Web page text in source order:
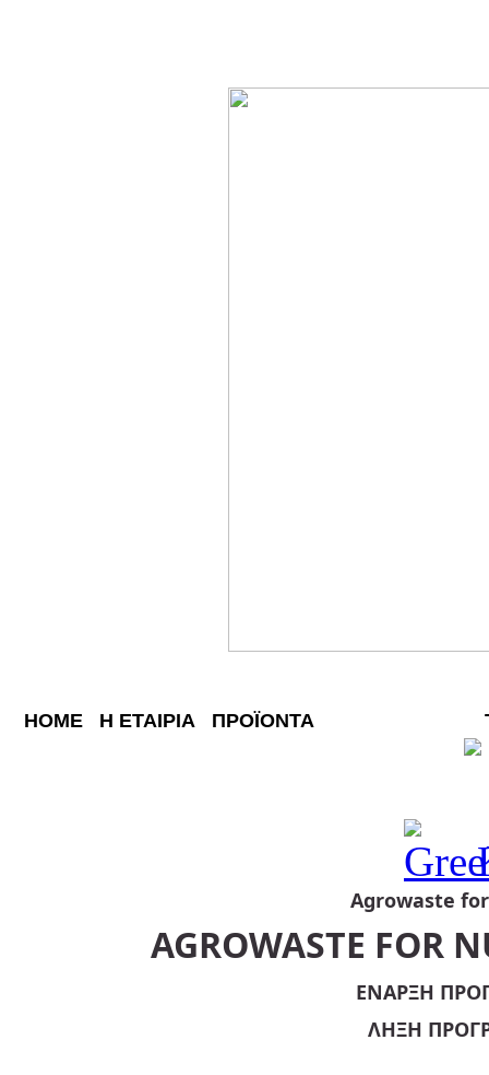
HOME Η ΕΤΑΙΡΙΑ ΠΡΟΪΟΝΤΑ
Agrowaste
AGROWASTE FOR
ΕΝΑΡΞΗ
ΛΗΞΗ